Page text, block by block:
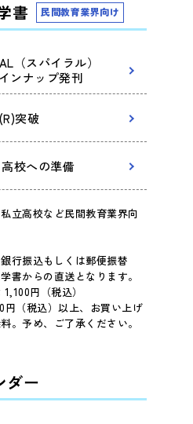
書 民間教育業界向け
（スパイラル）
ンナップ発刊
突破
校への準備
立高校など民間教育業界向
行振込もしくは郵便振替
書からの直送となります。
円（税込）
円（税込）以上、お買い上げ
。予め、ご了承ください。
ダー